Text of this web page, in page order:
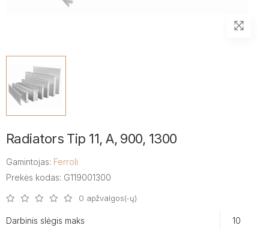
Radiators Tip 11, A, 900, 1300
Gamintojas: Ferroli
Prekės kodas: G119001300
0 apžvalgos(-ų)
Darbinis slėgis maks 10